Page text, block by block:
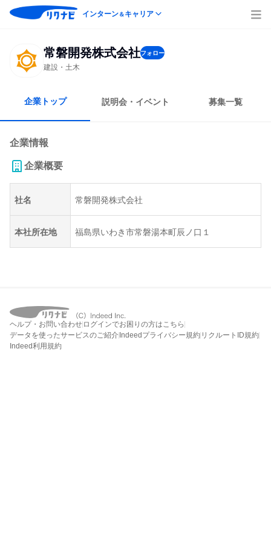
インターン＆キャリア
常磐開発株式会社フォロー
建設・土木
企業トップ 説明会・イベント 募集一覧
企業情報
企業概要
社名 常磐開発株式会社
本社所在地 福島県いわき市常磐湯本町辰ノ口１
ヘルプ・お問い合わせ ログインでお困りの方はこちら
データを使ったサービスのご紹介 Indeedプライバシー規約 リクルートID規約
Indeed利用規約